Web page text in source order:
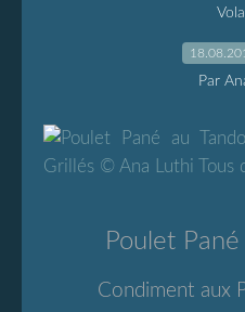
Par
Poulet
Condiment aux